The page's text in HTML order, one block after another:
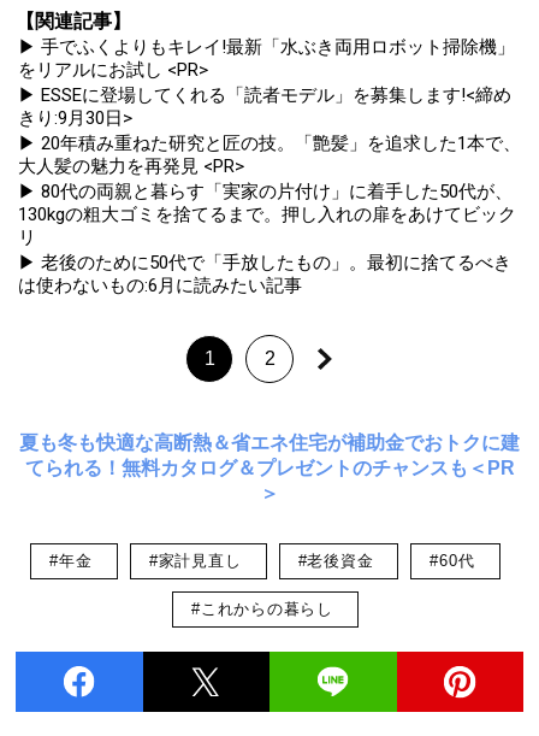
【関連記事】
▶ 手でふくよりもキレイ!最新「水ぶき両用ロボット掃除機」
をリアルにお試し <PR>
▶ ESSEに登場してくれる「読者モデル」を募集します!<締め
きり:9月30日>
▶ 20年積み重ねた研究と匠の技。「艶髪」を追求した1本で、
大人髪の魅力を再発見 <PR>
▶ 80代の両親と暮らす「実家の片付け」に着手した50代が、
130kgの粗大ゴミを捨てるまで。押し入れの扉をあけてビック
リ
▶ 老後のために50代で「手放したもの」。最初に捨てるべき
は使わないもの:6月に読みたい記事
1 2
夏も冬も快適な高断熱＆省エネ住宅が補助金でおトクに建
てられる！無料カタログ＆プレゼントのチャンスも＜PR
＞
#年金 #家計見直し #老後資金 #60代
#これからの暮らし